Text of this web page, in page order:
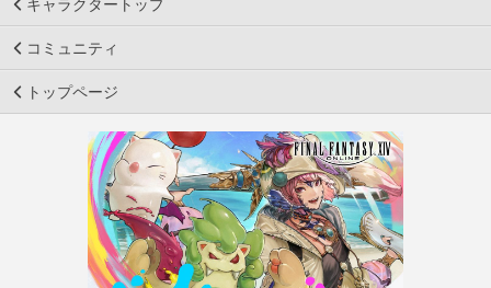
キャラクタートップ
コミュニティ
トップページ